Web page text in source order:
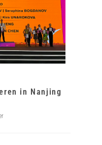
in Nanjing